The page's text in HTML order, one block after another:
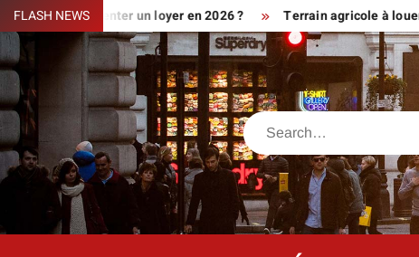
Skip
to
content
FLASH NEWS
augmenter un loyer en 2026 ? Terrain agricole à louer près
Search